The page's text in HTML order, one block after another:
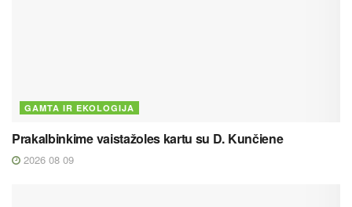
GAMTA IR EKOLOGIJA
Prakalbinkime vaistažoles kartu su D. Kunčiene
2026 08 09